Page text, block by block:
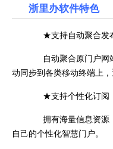
浙里办软件特色
★支持自动聚合发
自动聚合原门户网
动同步到各类移动终端上
★支持个性化订阅
拥有海量信息资源
自己的个性化智慧门户。